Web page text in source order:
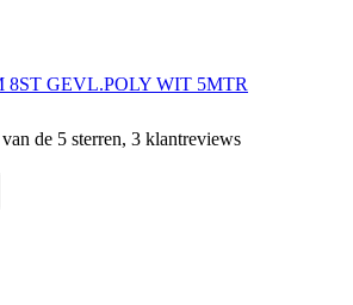
GEVL.POLY WIT 5MTR
de 5 sterren, 3 klantreviews